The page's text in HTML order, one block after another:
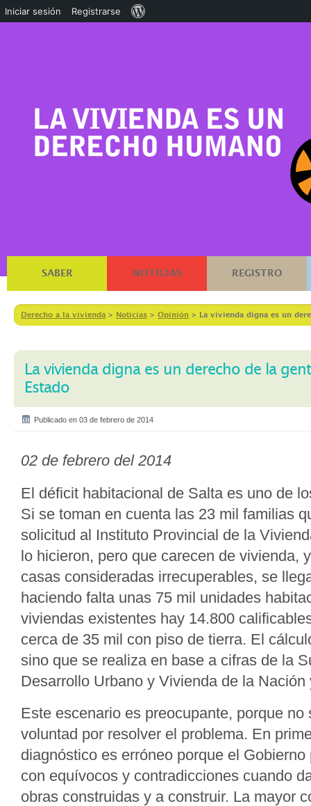
SABER NOTICIAS REGISTRO
Derecho a la vivienda > Notícias > Opinión > La vivienda digna es un
La vivienda digna es un derecho de la
Estado
Publicado en 03 de febrero de 2014
02 de febrero del 2014
El déficit habitacional de Salta es uno de
Si se toman en cuenta las 23 mil familias
solicitud al Instituto Provincial de la
lo hicieron, pero que carecen de vivienda,
casas consideradas irrecuperables, se
haciendo falta unas 75 mil unidades
viviendas existentes hay 14.800
cerca de 35 mil con piso de tierra. El
sino que se realiza en base a cifras de la
Desarrollo Urbano y Vivienda de la
Este escenario es preocupante, porque no
voluntad por resolver el problema. En
diagnóstico es erróneo porque el
con equívocos y contradicciones cuando
obras construidas y a construir. La mayor
Iniciar sesión Registrarse